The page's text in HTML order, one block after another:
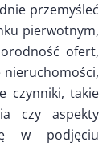
przemyśleć
pierwotnym,
ofert,
nieruchomości,
czynniki, takie
czy aspekty
w podjęciu